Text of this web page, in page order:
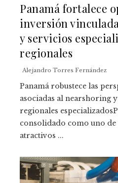
Panamá fortalece
inversión
y servicios
regionales
Alejandro Torres Fernández
Panamá robustece las
asociadas al nearshoring
regionales
consolidado como uno de
atractivos ...